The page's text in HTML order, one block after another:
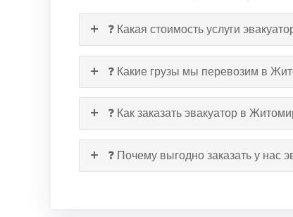
❓ Какая стоимость услуги
❓ Какие грузы мы перевозим в
❓ Как заказать эвакуатор в
❓ Почему выгодно заказать у нас